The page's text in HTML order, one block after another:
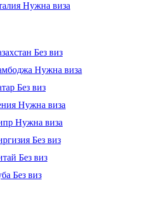
Нужна виза
Без виз
Нужна виза
Без виз
Нужна виза
Нужна виза
Без виз
Без виз
Без виз